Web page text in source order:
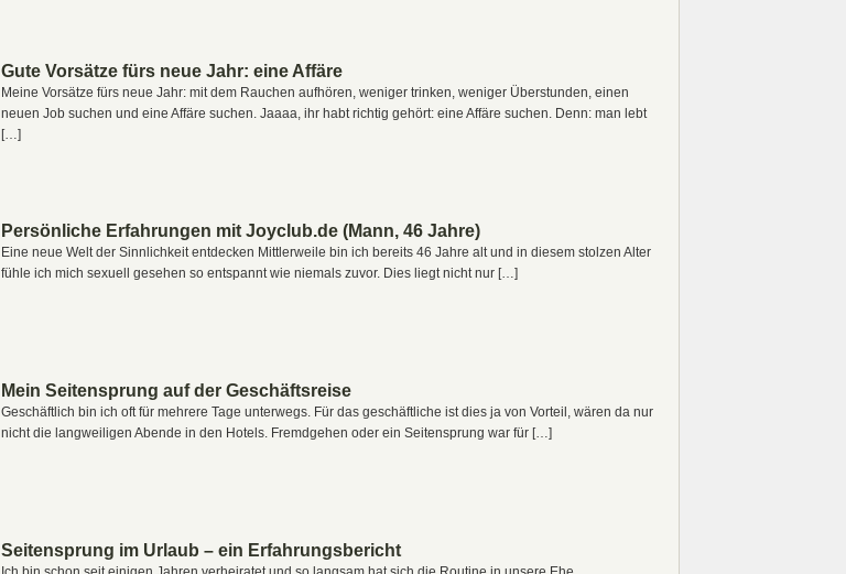
Gute Vorsätze fürs neue Jahr: eine Affäre
Meine Vorsätze fürs neue Jahr: mit dem Rauchen aufhören, weniger trinken, weniger Überstunden, einen
neuen Job suchen und eine Affäre suchen. Jaaaa, ihr habt richtig gehört: eine Affäre suchen. Denn: man lebt
[…]
Persönliche Erfahrungen mit Joyclub.de (Mann, 46 Jahre)
Eine neue Welt der Sinnlichkeit entdecken Mittlerweile bin ich bereits 46 Jahre alt und in diesem stolzen Alter
fühle ich mich sexuell gesehen so entspannt wie niemals zuvor. Dies liegt nicht nur […]
Mein Seitensprung auf der Geschäftsreise
Geschäftlich bin ich oft für mehrere Tage unterwegs. Für das geschäftliche ist dies ja von Vorteil, wären da nur
nicht die langweiligen Abende in den Hotels. Fremdgehen oder ein Seitensprung war für […]
Seitensprung im Urlaub – ein Erfahrungsbericht